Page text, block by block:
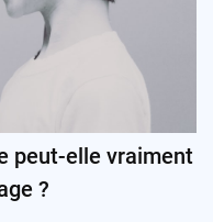
peut-elle vraiment
?